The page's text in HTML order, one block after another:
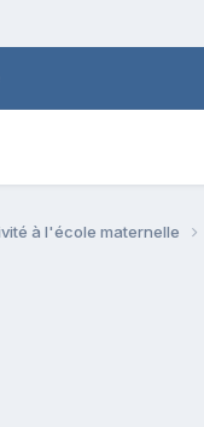
à l'école maternelle